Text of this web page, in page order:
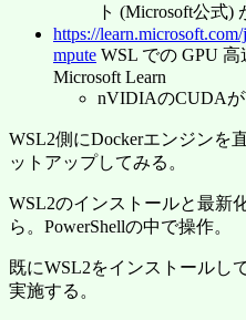
ト (Microsoft公式)
https://
mpute WSL での GPU
Microsoft Learn
nVIDIAのCUDA
WSL2側にDockerエンジンを
ットアップしてみる。
WSL2のインストールと最新
ら。PowerShellの中で操作。
既にWSL2をインストールし
実施する。